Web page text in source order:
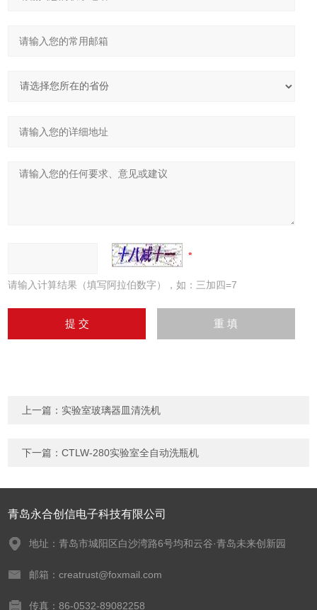
请输入计算结果（填写阿拉伯数字），如：三加四=7
上一篇： 实验室玻璃器皿清洗机
下一篇：CTLW-280实验室全自动洗瓶机
青岛永合创信电子科技有限公司
地址：青岛市城阳区白沙湾路6号均和云谷·青岛未来创新园
邮箱：creatrust@foxmail.com
传真：86-0532-89082258